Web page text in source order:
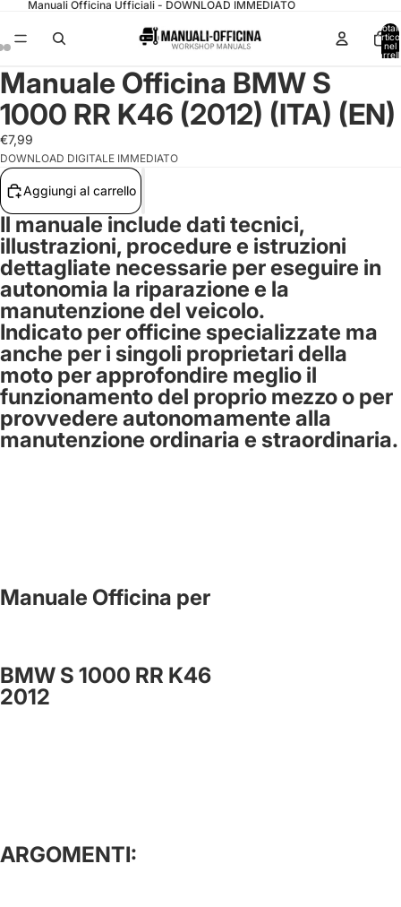
Manuali Officina Ufficiali - DOWNLOAD IMMEDIATO
nel
Manuale Officina BMW S
1000 RR K46 (2012) (ITA) (EN)
€7,99
DOWNLOAD DIGITALE IMMEDIATO
Aggiungi al carrello
Il manuale include dati tecnici,
illustrazioni, procedure e istruzioni
dettagliate necessarie per eseguire in
autonomia la riparazione e la
manutenzione del veicolo.
Indicato per officine specializzate ma
anche per i singoli proprietari della
moto per approfondire meglio il
funzionamento del proprio mezzo o per
provvedere autonomamente alla
manutenzione ordinaria e straordinaria.
Manuale Officina per
BMW S 1000 RR K46
2012
ARGOMENTI: